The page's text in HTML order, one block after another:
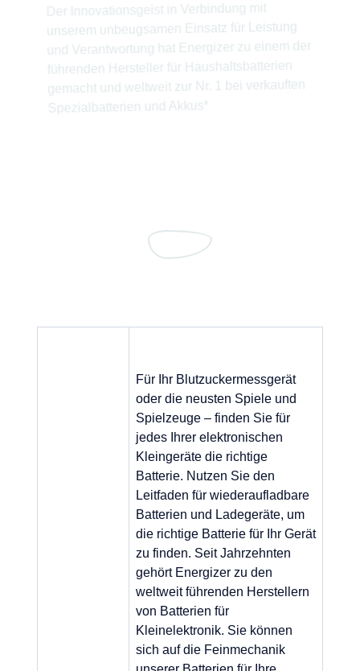
Der Innovationsgeist in Verbindung mit
unserem unbeugsamen Einsatz für Leistung
und Verantwortung hat Energizer zu einem der
führenden Hersteller für Haushaltsbatterien
gemacht und weltweit zur Nr. 1 bei verkauften
Spezialbatterien und Akkus*
Für Ihr Blutzuckermessgerät
oder die neusten Spiele und
Spielzeuge – finden Sie für
jedes Ihrer elektronischen
Kleingeräte die richtige
Batterie. Nutzen Sie den
Leitfaden für wiederaufladbare
Batterien und Ladegeräte, um
die richtige Batterie für Ihr Gerät
zu finden. Seit Jahrzehnten
gehört Energizer zu den
weltweit führenden Herstellern
von Batterien für
Kleinelektronik. Sie können
sich auf die Feinmechanik